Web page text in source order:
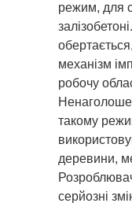
режим, для
механізм
робочу
такому
деревини,
серйозні